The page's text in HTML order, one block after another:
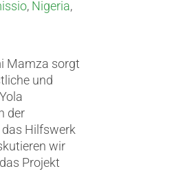
, Nigeria,
Mamza sorgt
und
der
Hilfswerk
wir
Projekt